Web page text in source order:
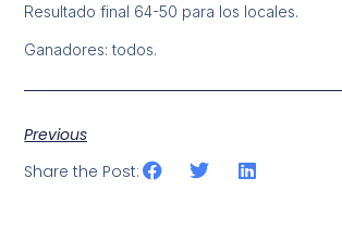
Resultado final 64-50 para los locales.
Ganadores: todos.
Previous
Share the Post: